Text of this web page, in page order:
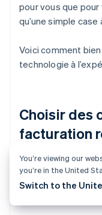
pour vous que
qu’une simple
Voici comment
technologie à
Choisir des
facturation
Votre système de
paiements
You’re viewing our
you’re in the United
Switch to the